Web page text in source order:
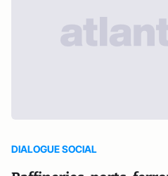
DIALOGUE SOCIAL